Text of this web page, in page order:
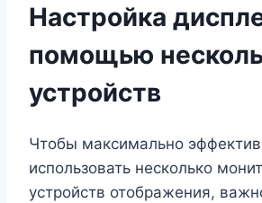
Настройка
помощью
устройств
Чтобы максимально
использовать несколько
устройств отображения,